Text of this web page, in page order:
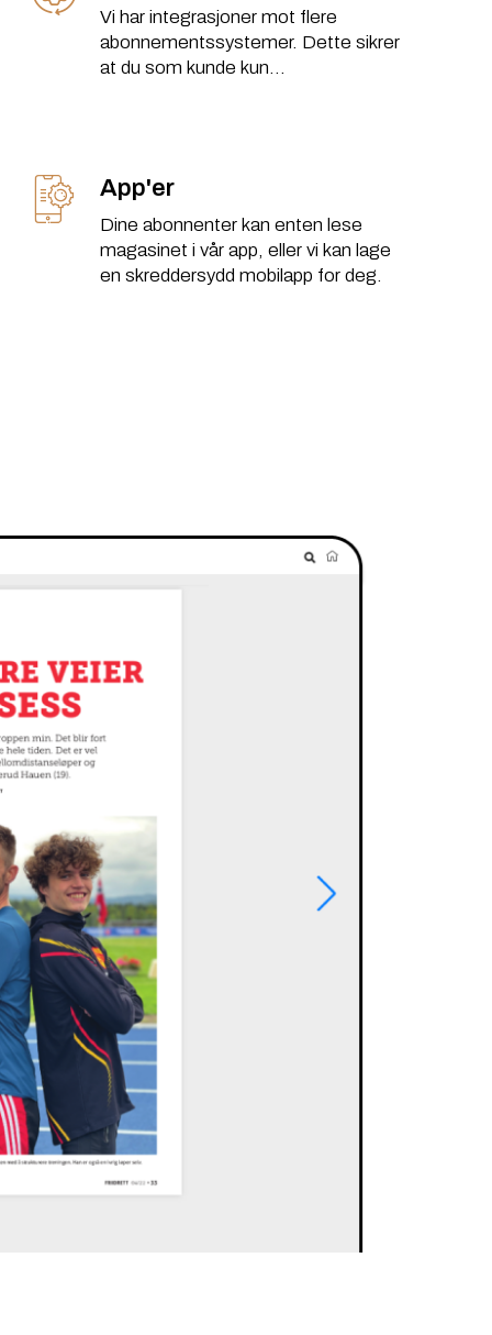
Vi har integrasjoner mot flere
abonnementssystemer. Dette sikrer
at du som kunde kun...
App'er
Dine abonnenter kan enten lese
magasinet i vår app, eller vi kan lage
en skreddersydd mobilapp for deg.